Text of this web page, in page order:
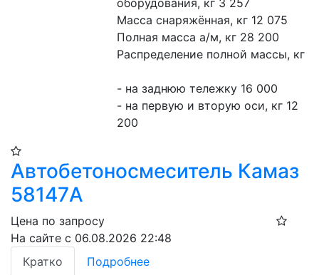
оборудования, кг 3 257
Масса снаряжённая, кг 12 075
Полная масса а/м, кг 28 200
Распределение полной массы, кг
- на заднюю тележку 16 000
- на первую и вторую оси, кг 12
200
Автобетоносмеситель Камаз
58147A
Цена по запросу
На сайте с 06.08.2026 22:48
Кратко
Подробнее